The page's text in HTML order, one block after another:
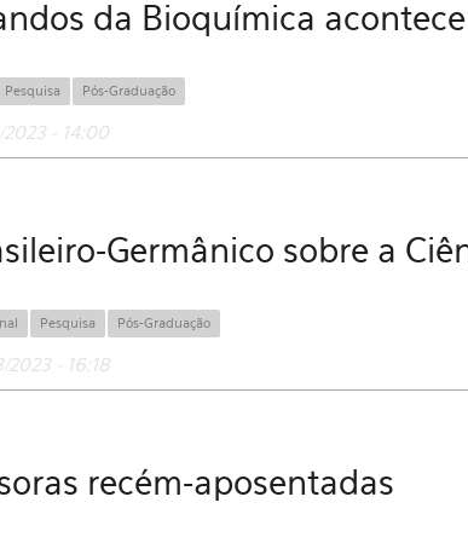
da Bioquímica
Pesquisa Pós-Graduação
2023 - 14:00
Germânico sobre a
Pesquisa Pós-Graduação
2023 - 16:18
recém-aposentadas